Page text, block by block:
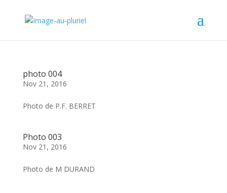
photo 004
Nov 21, 2016
Photo de P.F. BERRET
Photo 003
Nov 21, 2016
Photo de M DURAND